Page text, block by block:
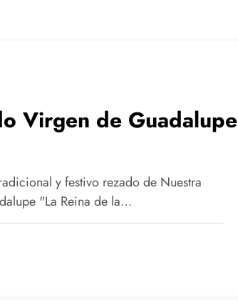
Virgen de Guadalupe
y festivo rezado de Nuestra
"La Reina de la…